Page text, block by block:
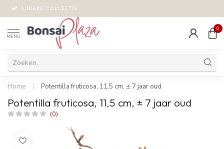
UNIEKE COLLECTIE
MENU
0
Home / Potentilla fruticosa, 11,5 cm, ± 7 jaar oud
Potentilla fruticosa, 11,5 cm, ± 7 jaar oud
(0)